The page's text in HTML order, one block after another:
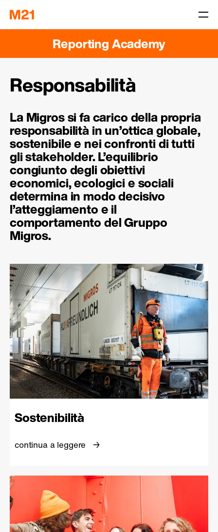
Reporting Academy
Responsabilità
La Migros si fa carico della propria
responsabilità in un’ottica globale,
sostenibile e nei confronti di tutti
gli stakeholder. L’equilibrio
congiunto degli obiettivi
economici, ecologici e sociali
determina in modo decisivo
l’atteggiamento e il
comportamento del Gruppo
Migros.
Sostenibilità
continua a leggere